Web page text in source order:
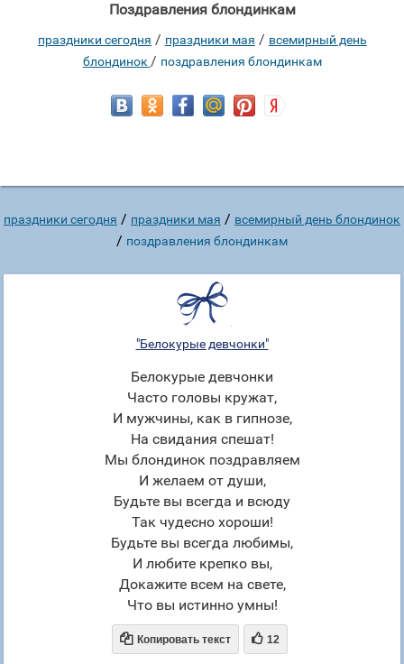
Поздравления блондинкам
праздники сегодня / праздники мая / всемирный день
блондинок / поздравления блондинкам
праздники сегодня / праздники мая / всемирный день блондинок
/ поздравления блондинкам
"Белокурые девчонки"
Белокурые девчонки
Часто головы кружат,
И мужчины, как в гипнозе,
На свидания спешат!
Мы блондинок поздравляем
И желаем от души,
Будьте вы всегда и всюду
Так чудесно хороши!
Будьте вы всегда любимы,
И любите крепко вы,
Докажите всем на свете,
Что вы истинно умны!
 Копировать текст  12